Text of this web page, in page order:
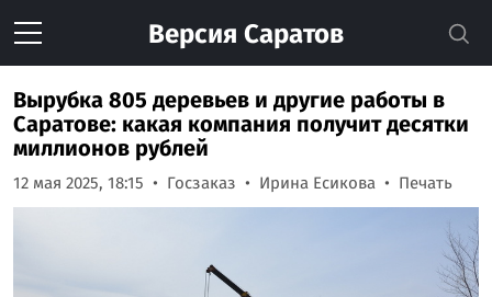
Версия Саратов
Вырубка 805 деревьев и другие работы в
Саратове: какая компания получит десятки
миллионов рублей
12 мая 2025, 18:15 Госзаказ Ирина Есикова Печать